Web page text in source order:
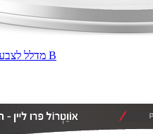
מדלל לצבעי פוליאוריתן דו רכיביים - מדלל B